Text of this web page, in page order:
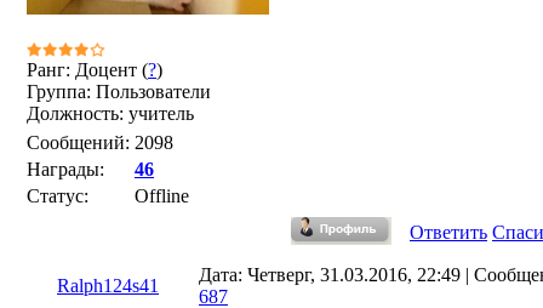
Ранг: Доцент (?)
Группа: Пользователи
Должность: учитель
Сообщений: 2098
Награды:
46
Статус:
Offline
Ответить
Ralph124s41
Дата: Четверг, 31.03.2016, 22:49 |
687